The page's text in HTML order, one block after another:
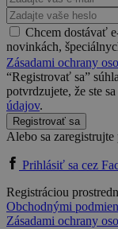
Chcem dostávať
novinkách,
Zásadami ochrany
“Registrovať sa”
potvrdzujete, že ste
údajov.
Registrovať sa
Alebo sa
Prihlásiť sa cez
Registráciou
Obchodnými
Zásadami ochrany